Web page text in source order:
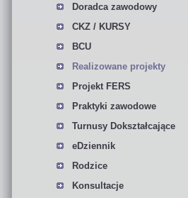
Doradca zawodowy
CKZ / KURSY
BCU
Realizowane projekty
Projekt FERS
Praktyki zawodowe
Turnusy Dokształcające
eDziennik
Rodzice
Konsultacje